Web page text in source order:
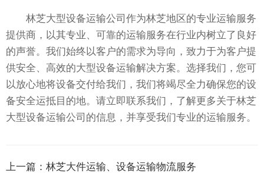
林芝大型设备运输公司作为林芝地区的专业运输服务
提供商，以其专业、可靠的运输服务在行业内树立了良好
的声誉。我们始终以客户的需求为导向，致力于为客户提
供安全、高效的大型设备运输解决方案。选择我们，您可
以放心地将设备交付给我们，我们将竭尽全力确保您的设
备安全运抵目的地。请立即联系我们，了解更多关于林芝
大型设备运输公司的信息，并享受我们专业的运输服务。
上一篇： 林芝大件运输、设备运输物流服务